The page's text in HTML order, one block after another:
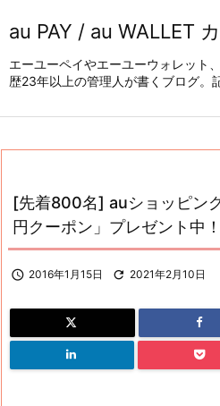
au PAY / au WALLET
エーユーペイやエーユーウォレット
歴23年以上の管理人が書くブログ。
[先着800名] auショッピン
円クーポン」プレゼント中！
 2016年1月15日  2021年2月10日